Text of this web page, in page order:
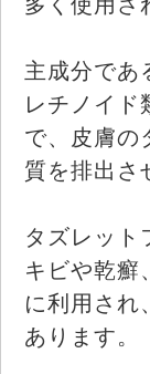
主成分であ
レチノイド
で、皮膚の
質を排出さ
タズレット
キビや乾癬
に利用され
あります。